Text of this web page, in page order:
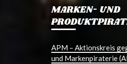
MARKEN- UND
APM – Aktionskreis
und Markenpiraterie